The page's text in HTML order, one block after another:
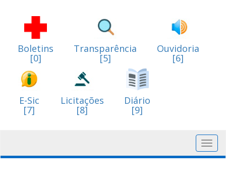
Boletins
[0]
Transparência
[5]
Ouvidoria
[6]
E-Sic
[7]
Licitações
[8]
Diário
[9]